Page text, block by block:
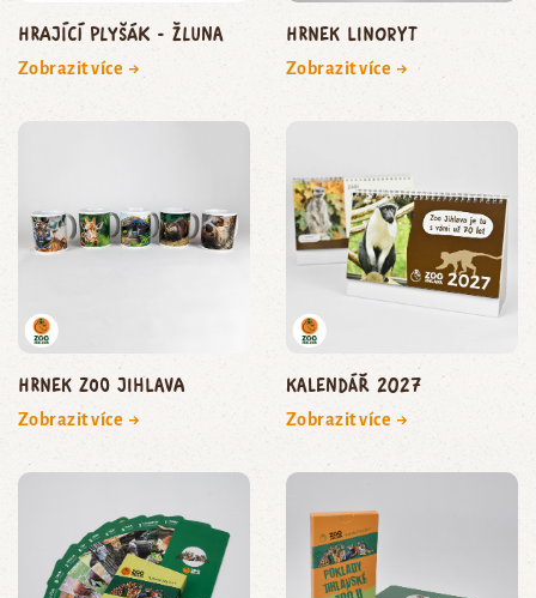
Hrající plyšák - žluna
Zobrazit více →
Hrnek linoryt
Zobrazit více →
Hrnek Zoo Jihlava
Zobrazit více →
Kalendář 2027
Zobrazit více →